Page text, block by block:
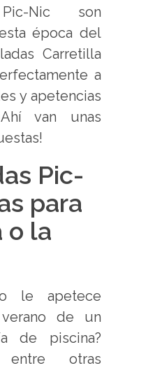
Nic son
época del
Carretilla
a
y apetencias
van unas
Pic-
para
o la
le apetece
de un
de piscina?
entre otras